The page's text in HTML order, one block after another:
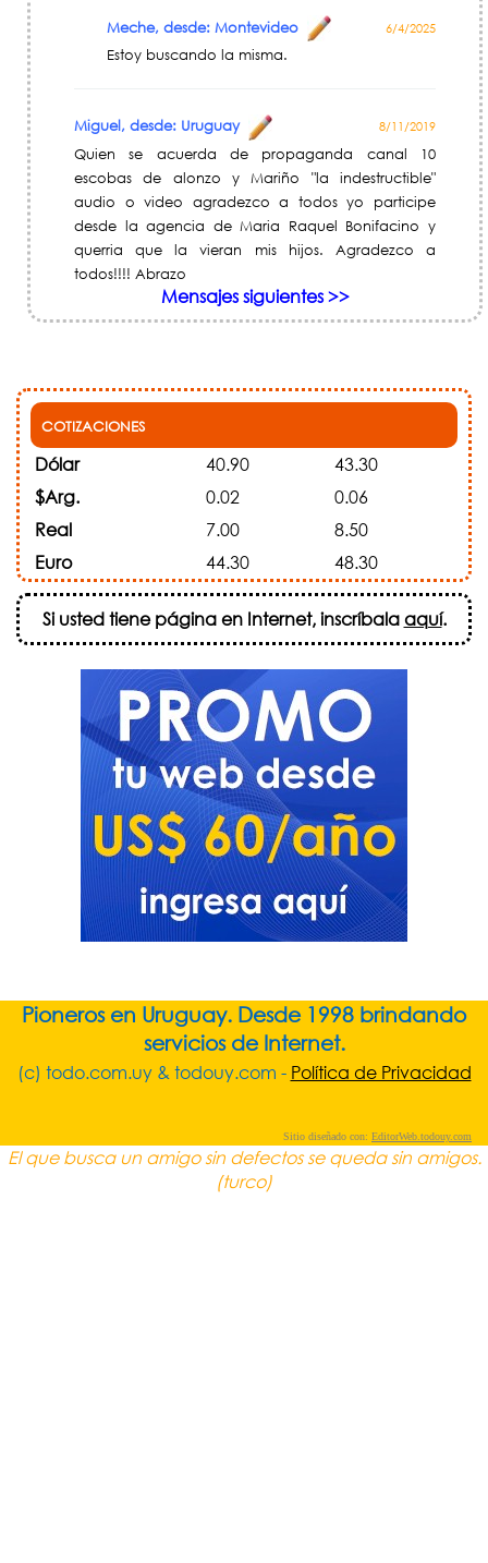
Meche, desde: Montevideo 6/4/2025
Estoy buscando la misma.
Miguel, desde: Uruguay 8/11/2019
Quien se acuerda de propaganda canal 10
escobas de alonzo y Mariño "la indestructible"
audio o video agradezco a todos yo participe
desde la agencia de Maria Raquel Bonifacino y
querria que la vieran mis hijos. Agradezco a
todos!!!! Abrazo
Mensajes siguientes >>
COTIZACIONES
Dólar 40.90
43.30
$Arg.
0.02
0.06
Real
7.00
8.50
Euro
44.30 48.30
Si usted tiene página en Internet, inscríbalaaquí.
Pioneros en Uruguay. Desde 1998 brindando
servicios de Internet.
(c) todo.com.uy & todouy.com - Política de Privacidad
Sitio diseñado con: EditorWeb.todouy.com
El que busca un amigo sin defectos se queda sin amigos.
(turco)